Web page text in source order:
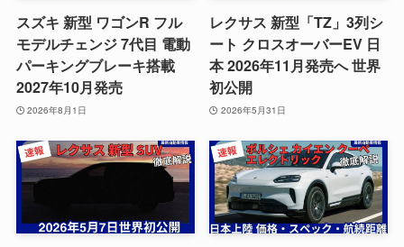
スズキ 新型 ワゴンR フル
モデルチェンジ 7代目 電動
パーキングブレーキ搭載
2027年10月発売
2026年8月1日
レクサス 新型「TZ」3列シ
ート クロスオーバーEV 日
本 2026年11月発売へ 世界
初公開
2026年5月31日